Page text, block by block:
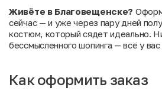
Живёте в Благовещенске?
сейчас — и уже через пару дней
костюм, который сядет идеально.
бессмысленного шопинга — всё у
Как оформить заказ